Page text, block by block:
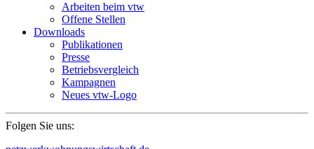
Arbeiten beim vtw
Offene Stellen
Downloads
Publikationen
Presse
Betriebsvergleich
Kampagnen
Neues vtw-Logo
Folgen Sie uns: